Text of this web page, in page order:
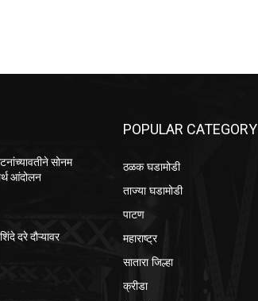
सोनम
आंदोलन
दरे दौऱ्यावर
POPULAR CATEGORY
ठळक घडामोडी
ताज्या घडामोडी
पाटण
महाराष्ट्र
सातारा जिल्हा
क्रीडा